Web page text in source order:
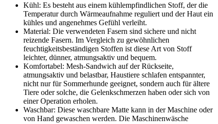
Kühl: Es besteht aus einem kühlempfindlichen Stoff, der die
Temperatur durch Wärmeaufnahme reguliert und der Haut ein
kühles und angenehmes Gefühl verleiht.
Material: Die verwendeten Fasern sind sichere und nicht
reizende Fasern. Im Vergleich zu gewöhnlichen
feuchtigkeitsbeständigen Stoffen ist diese Art von Stoff
leichter, dünner, atmungsaktiv und bequem.
Komfortabel: Mesh-Sandwich auf der Rückseite,
atmungsaktiv und belastbar, Haustiere schlafen entspannter,
nicht nur für Sommerhunde geeignet, sondern auch für ältere
Tiere oder solche, die Gelenkschmerzen haben oder sich von
einer Operation erholen.
Waschbar: Diese waschbare Matte kann in der Maschine oder
von Hand gewaschen werden. Die Maschinenwäsche